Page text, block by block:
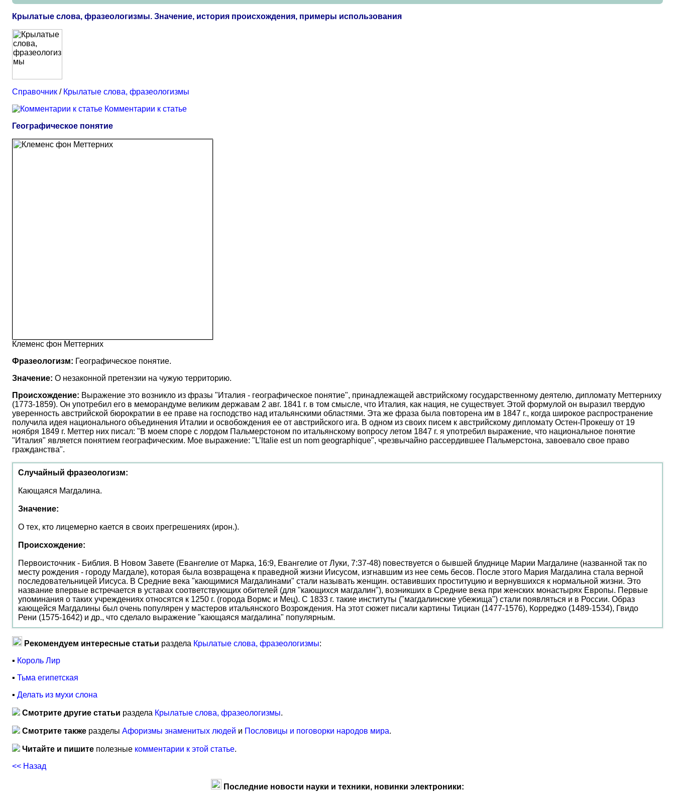
Крылатые слова, фразеологизмы. Значение, история происхождения, примеры использования
Справочник / Крылатые слова, фразеологизмы
Комментарии к статье
Географическое понятие
Клеменс фон Меттерних
Фразеологизм: Географическое понятие.
Значение: О незаконной претензии на чужую территорию.
Происхождение: Выражение это возникло из фразы "Италия - географическое понятие", принадлежащей австрийскому государственному деятелю, дипломату Меттерниху
(1773-1859). Он употребил его в меморандуме великим державам 2 авг. 1841 г. в том смысле, что Италия, как нация, не существует. Этой формулой он выразил твердую
уверенность австрийской бюрократии в ее праве на господство над итальянскими областями. Эта же фраза была повторена им в 1847 г., когда широкое распространение
получила идея национального объединения Италии и освобождения ее от австрийского ига. В одном из своих писем к австрийскому дипломату Остен-Прокешу от 19
ноября 1849 г. Меттер них писал: "В моем споре с лордом Пальмерстоном по итальянскому вопросу летом 1847 г. я употребил выражение, что национальное понятие
"Италия" является понятием географическим. Мое выражение: "L’ltalie est un nom geographique", чрезвычайно рассердившее Пальмерстона, завоевало свое право
гражданства".
Случайный фразеологизм:
Кающаяся Магдалина.
Значение:
О тех, кто лицемерно кается в своих прегрешениях (ирон.).
Происхождение:
Первоисточник - Библия. В Новом Завете (Евангелие от Марка, 16:9, Евангелие от Луки, 7:37-48) повествуется о бывшей блуднице Марии Магдалине (названной так по
месту рождения - городу Магдале), которая была возвращена к праведной жизни Иисусом, изгнавшим из нее семь бесов. После этого Мария Магдалина стала верной
последовательницей Иисуса. В Средние века "кающимися Магдалинами" стали называть женщин. оставивших проституцию и вернувшихся к нормальной жизни. Это
название впервые встречается в уставах соответствующих обителей (для "кающихся магдалин"), возникших в Средние века при женских монастырях Европы. Первые
упоминания о таких учреждениях относятся к 1250 г. (города Вормс и Мец). С 1833 г. такие институты ("магдалинские убежища") стали появляться и в России. Образ
кающейся Магдалины был очень популярен у мастеров итальянского Возрождения. На этот сюжет писали картины Тициан (1477-1576), Корреджо (1489-1534), Гвидо
Рени (1575-1642) и др., что сделало выражение "кающаяся магдалина" популярным.
Рекомендуем интересные статьи раздела Крылатые слова, фразеологизмы:
▪ Король Лир
▪ Тьма египетская
▪ Делать из мухи слона
Смотрите другие статьи раздела Крылатые слова, фразеологизмы.
Смотрите также разделы Афоризмы знаменитых людей и Пословицы и поговорки народов мира.
Читайте и пишите полезные комментарии к этой статье.
<< Назад
Последние новости науки и техники, новинки электроники: